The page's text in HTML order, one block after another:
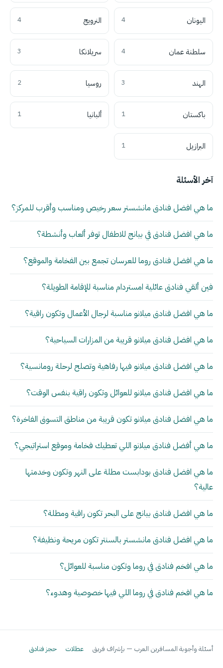
اليونان 4 النرويج 4
سلطنة عمان 4 سريلانكا 3
الهند 3 روسيا 2
باكستان 1 ألبانيا 1
البرازيل 1
آخر الأسئلة
ما هي افضل فنادق مانشستر سعر رخيص ومناسب وأقرب للمركز؟
ما هي افضل فنادق في بيانج للاطفال توفر ألعاب وأنشطة؟
ما هي افضل فنادق روما للعرسان تجمع بين الفخامة والموقع؟
فين ألقي فنادق عائلية امستردام مناسبة للإقامة الطويلة؟
ما هي افضل فنادق ميلانو مناسبة لرجال الأعمال وتكون راقية؟
ما هي افضل فنادق ميلانو قريبة من المزارات السياحية؟
ما هي افضل فنادق ميلانو فيها رفاهية وتصلح لرحلة رومانسية؟
ما هي افضل فنادق ميلانو للعوائل وتكون راقية بنفس الوقت؟
ما هي افضل فنادق ميلانو تكون قريبة من مناطق التسوق الفاخرة؟
ما هي أفضل فنادق ميلانو اللي تعطيك فخامة وموقع استراتيجي؟
ما هي افضل فنادق بودابست مطلة على النهر وتكون وخدمتها
عالية؟
ما هي افضل فنادق بيانج على البحر تكون راقية ومطلة؟
ما هي افضل فنادق مانشستر بالسنتر تكون مريحة ونظيفة؟
ما هي افخم فنادق في روما وتكون مناسبة للعوائل؟
ما هي افخم فنادق في روما اللي فيها خصوصية وهدوء؟
أسئلة وأجوبة المسافرين العرب — بإشراف فريق عطلات حجز فنادق